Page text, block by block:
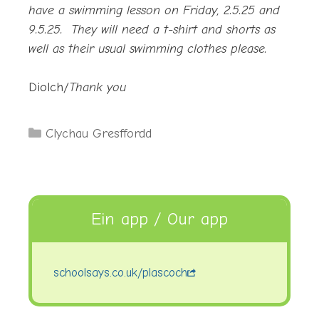
have a swimming lesson on Friday, 2.5.25 and
9.5.25. They will need a t-shirt and shorts as
well as their usual swimming clothes please.
Diolch/Thank you
Categories
Clychau Gresffordd
Ein app / Our app
schoolsays.co.uk/plascoch